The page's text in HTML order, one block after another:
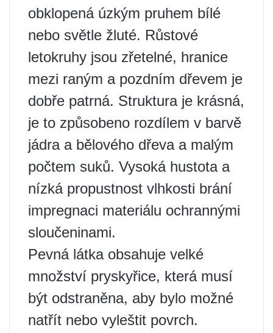
obklopená úzkým pruhem bílé
nebo světle žluté. Růstové
letokruhy jsou zřetelné, hranice
mezi raným a pozdním dřevem je
dobře patrná. Struktura je krásná,
je to způsobeno rozdílem v barvě
jádra a bělového dřeva a malým
počtem suků. Vysoká hustota a
nízká propustnost vlhkosti brání
impregnaci materiálu ochrannými
sloučeninami.
Pevná látka obsahuje velké
množství pryskyřice, která musí
být odstraněna, aby bylo možné
natřít nebo vyleštit povrch.